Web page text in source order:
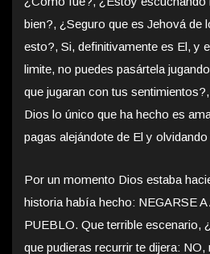
bien?, ¿Seguro que es Jehová de
esto?, Si, definitivamente es El, y
limite, no puedes pasártela
que jugaran con tus
Dios lo único que ha hecho es
pagas alejándote de El y
Por un momento Dios estaba
historia había hecho: NEGARSE A
PUEBLO. Que terrible escenario,
que pudieras recurrir te dijera: NO,